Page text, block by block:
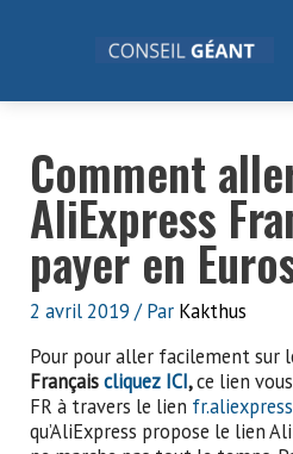
Comment
AliExpress
payer en
2 avril 2019/ Par Kakthus
Pour pour aller facilement sur
Françaiscliquez ICI,ce lien
FR à travers le lien
qu’AliExpress propose le lien